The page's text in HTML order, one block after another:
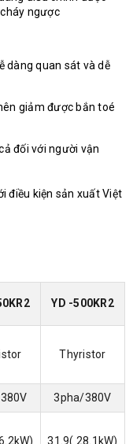
ngược
dàng quan sát và dễ
giảm được bắn toé
đối với người vận
điều kiện sản xuất Việt
YD -500KR2
Thyristor
3pha/380V
31.9( 28.1kW)